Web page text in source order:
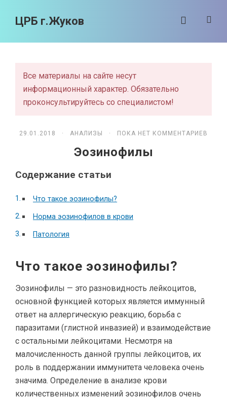
ЦРБ г.Жуков
Все материалы на сайте несут
информационный характер. Обязательно
проконсультируйтесь со специалистом!
29.01.2018 · АНАЛИЗЫ · ПОКА НЕТ КОММЕНТАРИЕВ
Эозинофилы
Содержание статьи
Что такое эозинофилы?
Норма эозинофилов в крови
Патология
Что такое эозинофилы?
Эозинофилы — это разновидность лейкоцитов,
основной функцией которых является иммунный
ответ на аллергическую реакцию, борьба с
паразитами (глистной инвазией) и взаимодействие
с остальными лейкоцитами. Несмотря на
малочисленность данной группы лейкоцитов, их
роль в поддержании иммунитета человека очень
значима. Определение в анализе крови
количественных изменений эозинофилов очень